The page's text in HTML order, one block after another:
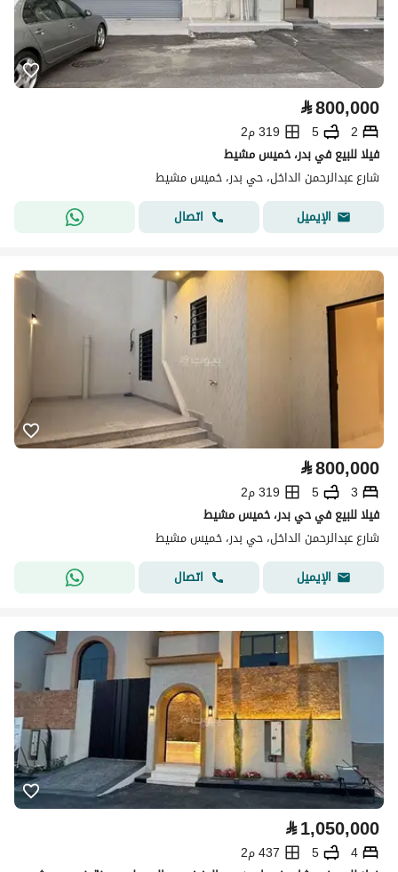
⃁800,000
2
5
319 م2
فيلا للبيع في بدر، خميس مشيط
شارع عبدالرحمن الداخل، حي بدر، خميس مشيط
الإيميل
اتصال
⃁800,000
3
5
319 م2
فيلا للبيع في حي بدر، خميس مشيط
شارع عبدالرحمن الداخل، حي بدر، خميس مشيط
الإيميل
اتصال
⃁1,050,000
4
5
437 م2